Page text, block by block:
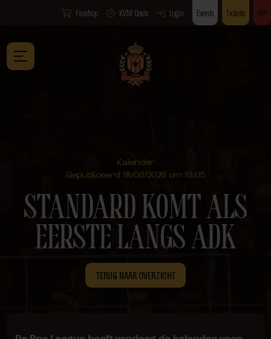
Fanshop KVM Deals Login Events Tickets VIP
Kalender
Gepubliceerd 18/06/2026 om 13:05
STANDARD KOMT ALS
EERSTE LANGS ADK
TERUG NAAR OVERZICHT